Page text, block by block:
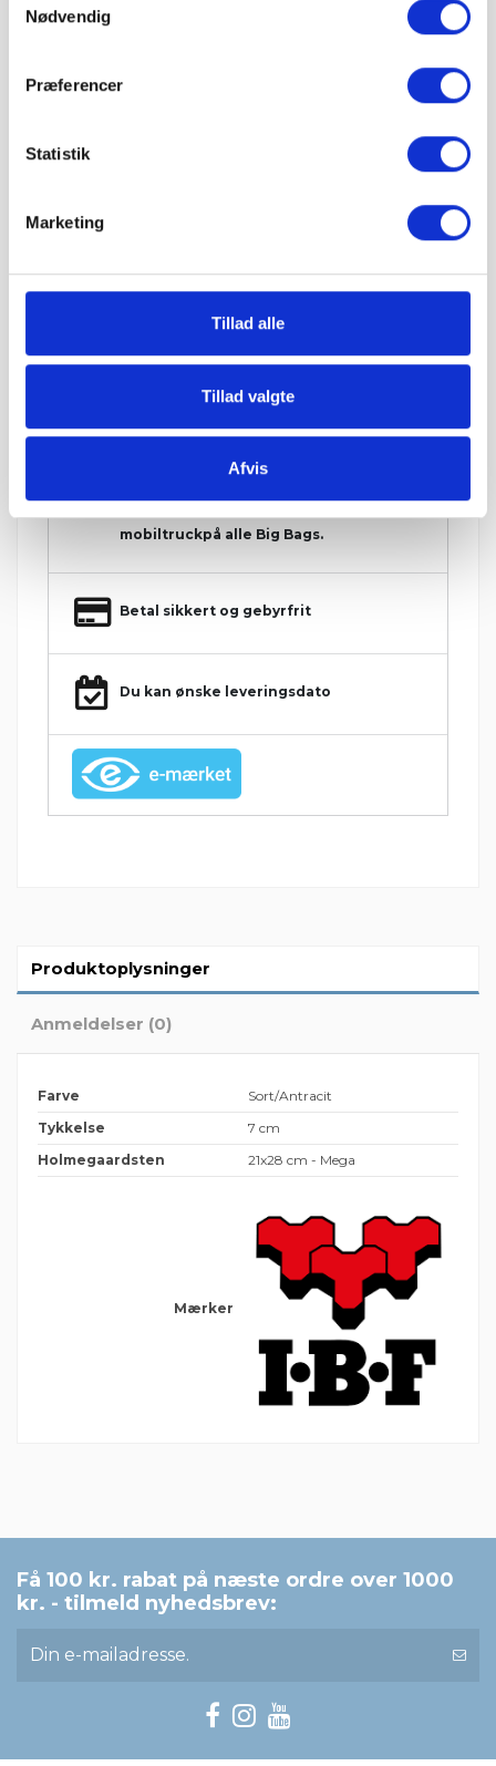
Nødvendig
Præferencer
Statistik
Marketing
Tillad alle
Tillad valgte
Afvis
Vægt pr. m²:
Stk. pr. palle:
Levering & IBF Paller:
Levering:
Fra 8 paller: Gratis!
Ved returnering af IBF paller gives 125 kr. retur.
Hos Grat får du:
mobiltruckpå alle Big Bags.
Betal sikkert og gebyrfrit
Du kan ønske leveringsdato
Produktoplysninger
Anmeldelser (0)
Farve
Sort/Antracit
Tykkelse
7 cm
Holmegaardsten
21x28 cm - Mega
Mærker
Få 100 kr. rabat på næste ordre over 1000
kr. - tilmeld nyhedsbrev: